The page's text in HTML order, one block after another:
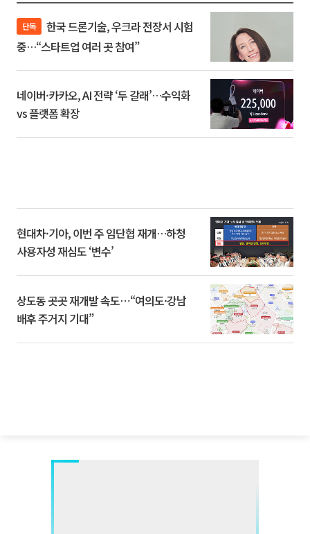
단독
중…“스타트업 여러 곳 참여”
네이버·카카오, AI 전략 ‘두 갈래’…수익화
vs 플랫폼 확장
현대차·기아, 이번 주 임단협 재개…하청
사용자성 재심도 ‘변수’
상도동 곳곳 재개발 속도⋯“여의도·강남
배후 주거지 기대”